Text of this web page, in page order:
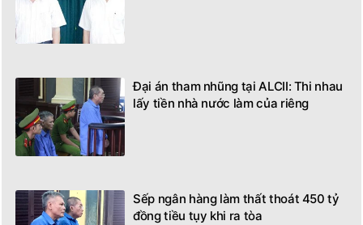
Đại án tham nhũng tại ALCII: Thi nhau
lấy tiền nhà nước làm của riêng
Sếp ngân hàng làm thất thoát 450 tỷ
đồng tiều tụy khi ra tòa